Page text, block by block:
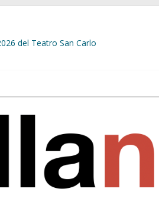
del Teatro San Carlo
Belardo:”Diamo una